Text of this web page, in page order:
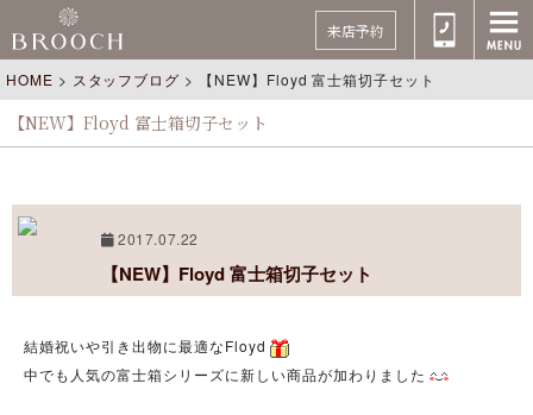
来店予約
HOME > スタッフブログ > 【NEW】Floyd 富士箱切子セット
【NEW】Floyd 富士箱切子セット
2017.07.22
【NEW】Floyd 富士箱切子セット
結婚祝いや引き出物に最適なFloyd
中でも人気の富士箱シリーズに新しい商品が加わりました